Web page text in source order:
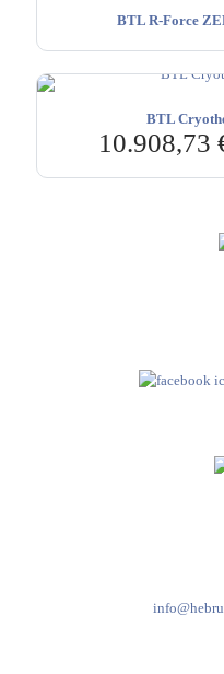
BTL R-Force
BTL
10.908,73